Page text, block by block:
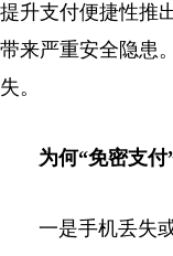
提升支付便捷性推
带来严重安全隐患
失。
为何“免密支付
一是手机丢失或